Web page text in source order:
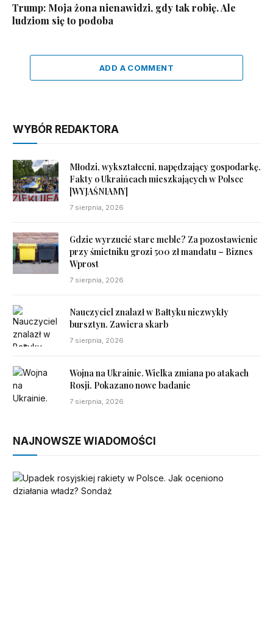
Trump: Moja żona nienawidzi, gdy tak robię. Ale
ludziom się to podoba
ADD A COMMENT
WYBÓR REDAKTORA
Młodzi, wykształceni, napędzający gospodarkę.
Fakty o Ukraińcach mieszkających w Polsce
[WYJAŚNIAMY]
7 sierpnia, 2026
Gdzie wyrzucić stare meble? Za pozostawienie
przy śmietniku grozi 500 zł mandatu – Biznes
Wprost
7 sierpnia, 2026
Nauczyciel znalazł w Bałtyku niezwykły
bursztyn. Zawiera skarb
7 sierpnia, 2026
Wojna na Ukrainie. Wielka zmiana po atakach
Rosji. Pokazano nowe badanie
7 sierpnia, 2026
NAJNOWSZE WIADOMOŚCI